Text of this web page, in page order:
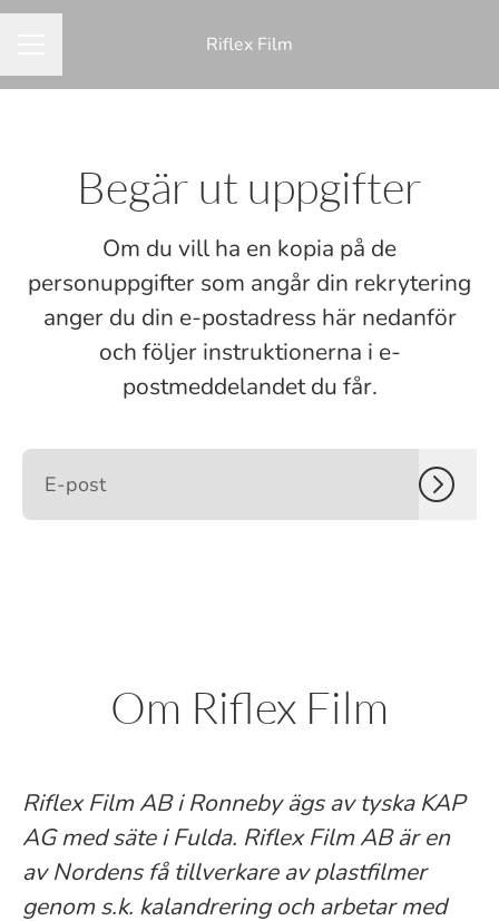
Riflex Film
Begär ut uppgifter
Om du vill ha en kopia på de
personuppgifter som angår din rekrytering
anger du din e-postadress här nedanför
och följer instruktionerna i e-
postmeddelandet du får.
Om Riflex Film
Riflex Film AB i Ronneby ägs av tyska KAP
AG med säte i Fulda. Riflex Film AB är en
av Nordens få tillverkare av plastfilmer
genom s.k. kalandrering och arbetar med